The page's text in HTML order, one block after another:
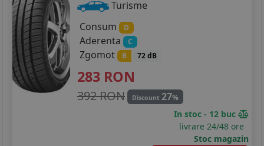
Turisme
Consum
D
Aderenta C
Zgomot B 72 dB
283 RON
392 RON Discount 27%
In stoc - 12 buc
livrare 24/48 ore
Stoc magazin